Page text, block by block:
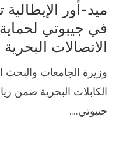
ميد-أور
في جيبوتي
الاتصالات البحرية
وزيرة الجامعات والبحث
الكابلات البحرية ضمن
جيبوتي....